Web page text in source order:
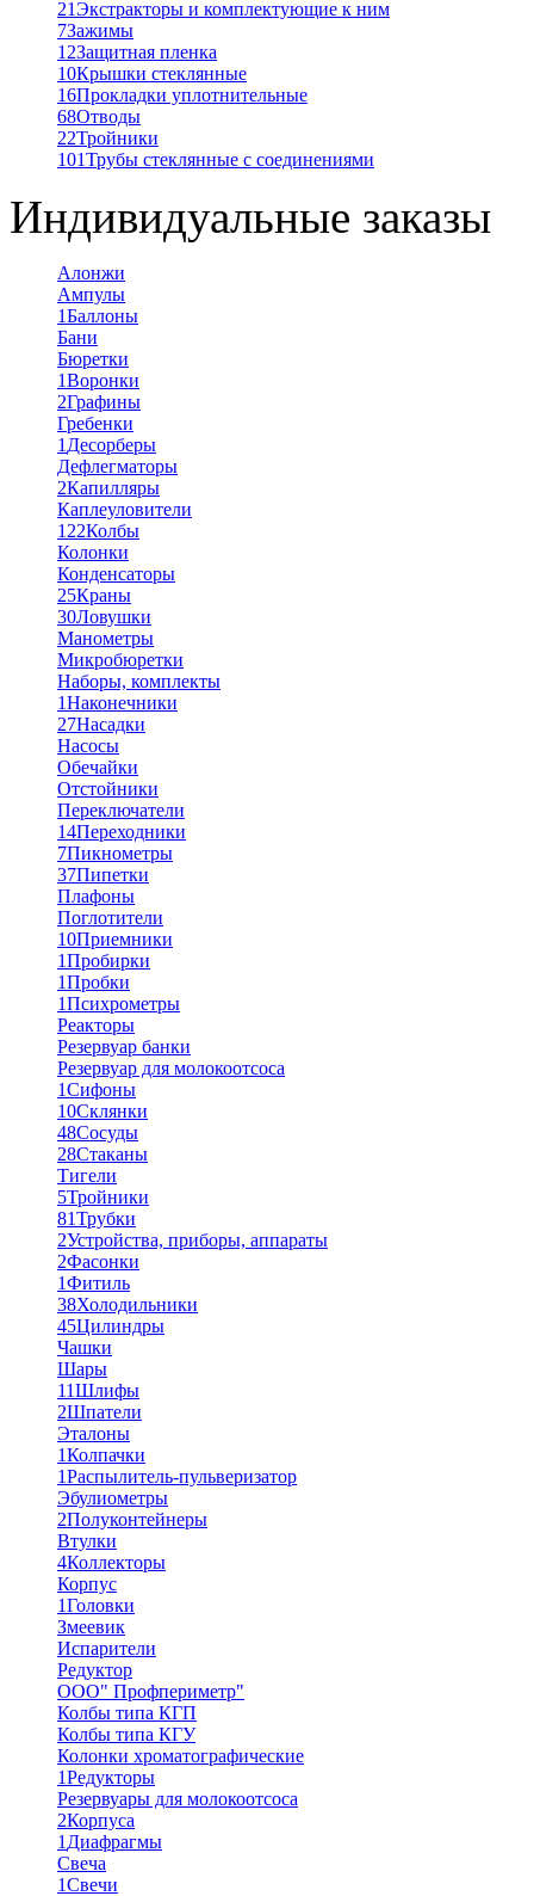
21Экстракторы и комплектующие к ним
7Зажимы
12Защитная пленка
10Крышки стеклянные
16Прокладки уплотнительные
68Отводы
22Тройники
101Трубы стеклянные с соединениями
Индивидуальные заказы
Алонжи
Ампулы
1Баллоны
Бани
Бюретки
1Воронки
2Графины
Гребенки
1 Десорберы
Дефлегматоры
2Капилляры
Каплеуловители
122Колбы
Колонки
Конденсаторы
25Краны
30Ловушки
Манометры
Микробюретки
Наборы, комплекты
1Наконечники
27Насадки
Насосы
Обечайки
Отстойники
Переключатели
14Переходники
7Пикнометры
37Пипетки
Плафоны
Поглотители
10Приемники
1Пробирки
1Пробки
1Психрометры
Реакторы
Резервуар банки
Резервуар для молокоотсоса
1Сифоны
10Склянки
48Сосуды
28Стаканы
Тигели
5Тройники
81Трубки
2Устройства, приборы, аппараты
2Фасонки
1Фитиль
38Холодильники
45Цилиндры
Чашки
Шары
11Шлифы
2Шпатели
Эталоны
1Колпачки
1Распылитель-пульверизатор
Эбулиометры
2Полуконтейнеры
Втулки
4Коллекторы
Корпус
1Головки
Змеевик
Испарители
Редуктор
ООО" Профпериметр"
Колбы типа КГП
Колбы типа КГУ
Колонки хроматографические
1Редукторы
Резервуары для молокоотсоса
2Корпуса
1 Диафрагмы
Свеча
1Свечи